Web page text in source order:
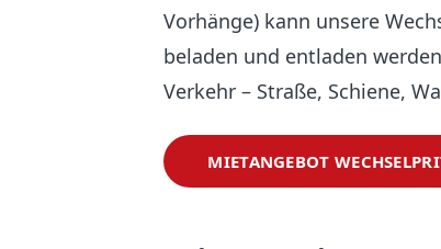
Vorhänge) kann unsere
beladen und entladen
Verkehr – Straße, Schiene,
MIETANGEBOT